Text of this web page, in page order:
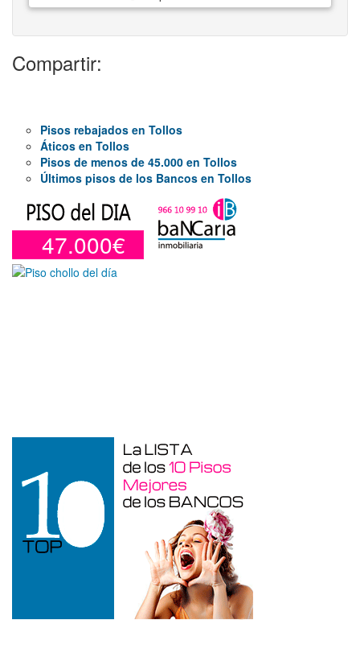
Compartir:
Pisos rebajados en Tollos
Áticos en Tollos
Pisos de menos de 45.000 en Tollos
Últimos pisos de los Bancos en Tollos
47.000€